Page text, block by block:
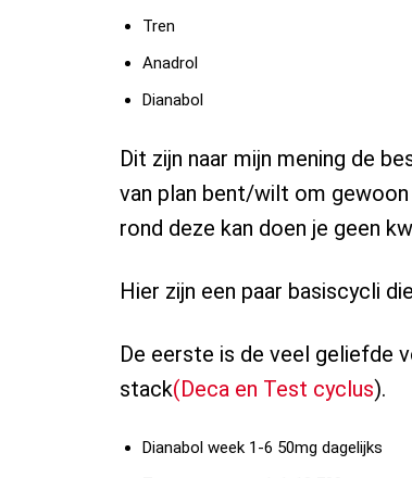
Tren
Anadrol
Dianabol
Dit zijn naar mijn mening de
van plan bent/wilt om
rond deze kan doen je geen
Hier zijn een paar basiscycli
De eerste is de veel geliefde
stack(Deca en Test cyclus).
Dianabol week 1-6 50mg dagelijks